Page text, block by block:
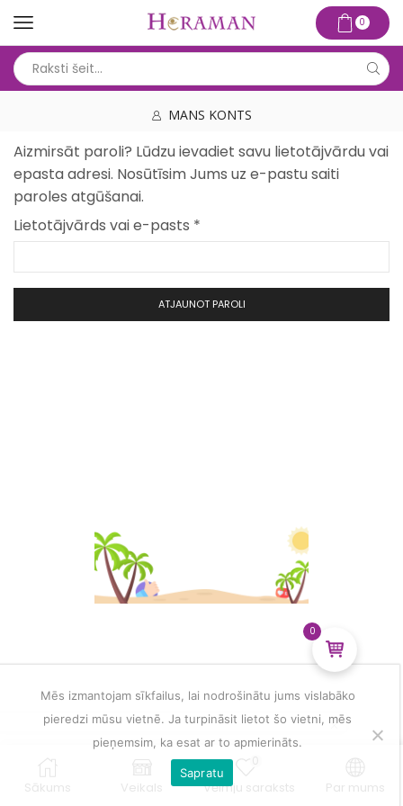
0
input
MANS KONTS
Aizmirsāt paroli? Lūdzu ievadiet savu lietotājvārdu vai
epasta adresi. Nosūtīsim Jums uz e-pastu saiti
paroles atgūšanai.
Lietotājvārds vai e-pasts *
ATJAUNOT PAROLI
Sākums Veikals Vēlmju saraksts Par mums
0
Mēs izmantojam sīkfailus, lai nodrošinātu jums vislabāko
pieredzi mūsu vietnē. Ja turpināsit lietot šo vietni, mēs
pieņemsim, ka esat ar to apmierināts.
Sapratu